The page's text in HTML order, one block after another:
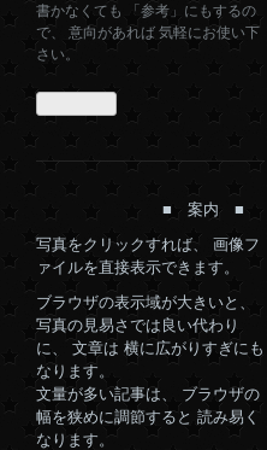
書かなくても 「参考」にもするの
で、 意向があれば 気軽にお使い下
さい。
■ 案内 ■
写真をクリックすれば、 画像フ
ァイルを直接表示できます。
ブラウザの表示域が大きいと、
写真の見易さでは良い代わり
に、 文章は 横に広がりすぎにも
なります。
文量が多い記事は、 ブラウザの
幅を狭めに調節すると 読み易く
なります。